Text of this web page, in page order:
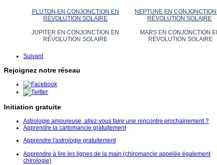
PLUTON EN CONJONCTION EN
RÉVOLUTION SOLAIRE
NEPTUNE EN
RÉVOLUTION SOLAIRE
JUPITER EN CONJONCTION EN
RÉVOLUTION SOLAIRE
MARS EN CONJONCTION
RÉVOLUTION SOLAIRE
Suivant
Rejoignez notre réseau
Initiation gratuite
Astrologie amoureuse, allez-vous faire une rencontre prochainement ?
Apprendre la cartomancie gratuitement
Apprendre l'astrologie gratuitement
Apprendre à lire les lignes de la main (chiromancie appelée également
chirologie)